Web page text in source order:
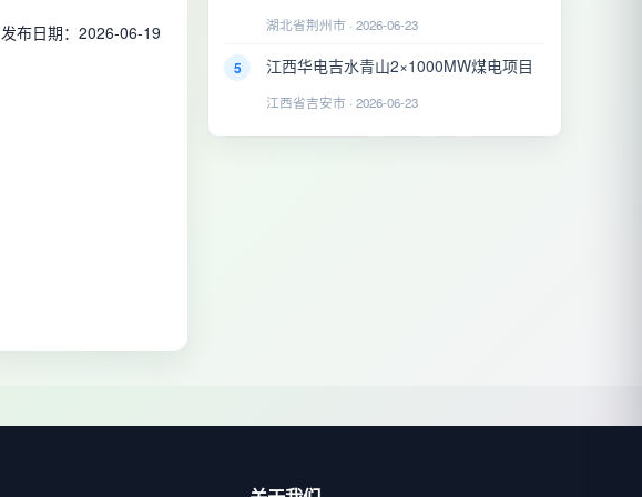
发布日期：2026-06-19 湖北省荆州市 · 2026-06-23
5 江西华电吉水青山2×1000MW煤电项目
江西省吉安市 · 2026-06-23